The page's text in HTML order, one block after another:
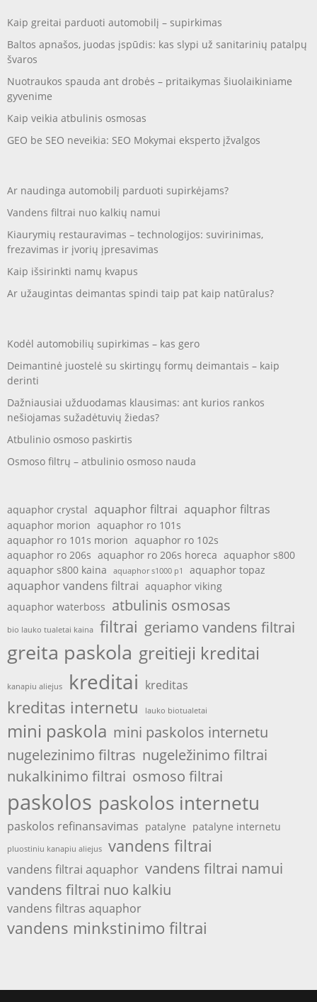
Kaip greitai parduoti automobilį – supirkimas
Baltos apnašos, juodas įspūdis: kas slypi už sanitarinių patalpų
švaros
Nuotraukos spauda ant drobės – pritaikymas šiuolaikiniame
gyvenime
Kaip veikia atbulinis osmosas
GEO be SEO neveikia: SEO Mokymai eksperto įžvalgos
Ar naudinga automobilį parduoti supirkėjams?
Vandens filtrai nuo kalkių namui
Kiaurymių restauravimas – technologijos: suvirinimas,
frezavimas ir įvorių įpresavimas
Kaip išsirinkti namų kvapus
Ar užaugintas deimantas spindi taip pat kaip natūralus?
Kodėl automobilių supirkimas – kas gero
Deimantinė juostelė su skirtingų formų deimantais – kaip
derinti
Dažniausiai užduodamas klausimas: ant kurios rankos
nešiojamas sužadėtuvių žiedas?
Atbulinio osmoso paskirtis
Osmoso filtrų – atbulinio osmoso nauda
aquaphor crystal aquaphor filtrai aquaphor filtras
aquaphor morion aquaphor ro 101s
aquaphor ro 101s morion aquaphor ro 102s
aquaphor ro 206s aquaphor ro 206s horeca aquaphor s800
aquaphor s800 kaina
aquaphor s1000 p1 aquaphor topaz
aquaphor vandens filtrai aquaphor viking
aquaphor waterboss atbulinis osmosas
bio lauko tualetai kaina filtrai geriamo vandens filtrai
greita paskola greitieji kreditai
kanapiu aliejus kreditai kreditas
kreditas internetu lauko biotualetai
mini paskola mini paskolos internetu
nugelezinimo filtras nugeležinimo filtrai
nukalkinimo filtrai osmoso filtrai
paskolos paskolos internetu
paskolos refinansavimas patalyne patalyne internetu
pluostiniu kanapiu aliejus vandens filtrai
vandens filtrai aquaphor vandens filtrai namui
vandens filtrai nuo kalkiu
vandens filtras aquaphor
vandens minkstinimo filtrai